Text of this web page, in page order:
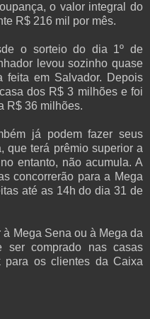
o valor integral do
R$ 216 mil por mês.
o sorteio do dia 1º de
levou sozinho quase
feita em Salvador. Depois
dos R$ 3 milhões e foi
R$ 36 milhões.
já podem fazer seus
que terá prêmio superior a
entanto, não acumula. A
concorrerão para a Mega
até as 14h do dia 31 de
Mega Sena ou à Mega da
comprado nas casas
para os clientes da Caixa